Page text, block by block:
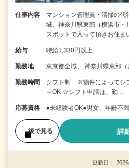
仕事内容
マンション管理員・清掃の
域、神奈川県東部（横浜市・
スポットで入って頂きお住ま
給与 時給1,330円以上
勤務地 東京都全域、 神奈川県東部（
勤務時間
シフト制 ※物件によってシ
～OK ☆シフト申請は、勤…
応募資格 ●未経験者OK●男女、年齢不
後で見る 詳
更新日：